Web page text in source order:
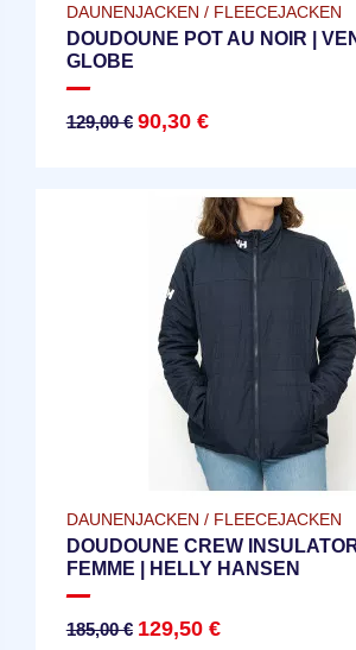
DAUNENJACKEN / FLEECEJACKEN
DOUDOUNE POT AU NOIR |
GLOBE
129,00 € 90,30 €
DAUNENJACKEN / FLEECEJACKEN
DOUDOUNE CREW
FEMME | HELLY HANSEN
185,00 € 129,50 €